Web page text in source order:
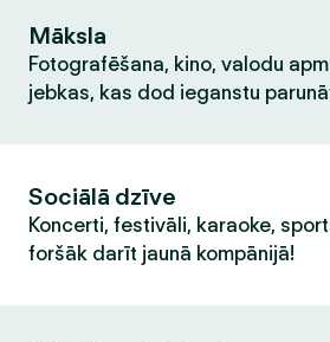
Māksla
Fotografēšana, kino, valodu
jebkas, kas dod ieganstu
Sociālā dzīve
Koncerti, festivāli, karaoke,
foršāk darīt jaunā kompānijā!